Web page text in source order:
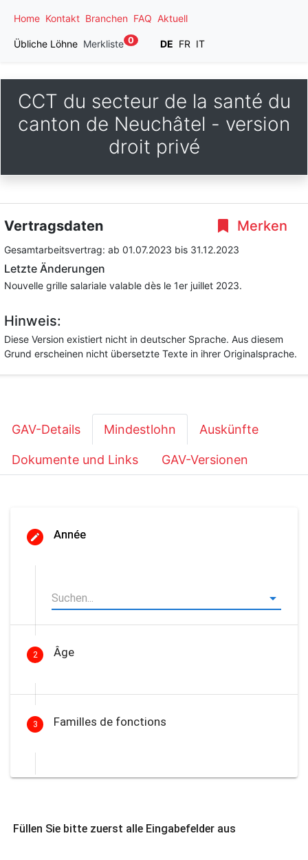
Home Kontakt Branchen FAQ Aktuell
Übliche Löhne Merkliste 0 DE FR IT
CCT du secteur de la santé du
canton de Neuchâtel - version
droit privé
Merken
Vertragsdaten
Gesamtarbeitsvertrag: ab 01.07.2023 bis 31.12.2023
Letzte Änderungen
Nouvelle grille salariale valable dès le 1er juillet 2023.
Hinweis:
Diese Version existiert nicht in deutscher Sprache. Aus diesem
Grund erscheinen nicht übersetzte Texte in ihrer Originalsprache.
GAV-Details Mindestlohn Auskünfte
Dokumente und Links GAV-Versionen
Année
2 Âge
3 Familles de fonctions
Füllen Sie bitte zuerst alle Eingabefelder aus